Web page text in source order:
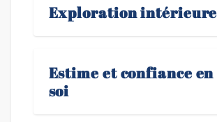
Exploration intérieure
Estime et confiance en
soi